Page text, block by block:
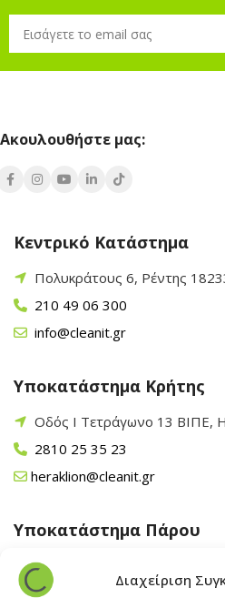
Διαχείριση
Ακουλουθήστε μας:
Κεντρικό Κατάστημα
Πολυκράτους 6, Ρέντης
210 49 06 300
info@cleanit.gr
Υποκατάστημα Κρήτης
Οδός Ι Τετράγωνο 13 ΒΙΠΕ,
2810 25 35 23
heraklion@cleanit.gr
Υποκατάστημα Πάρου
Άγιος Βλάσης Αρχίλοχος,
22840 43 163